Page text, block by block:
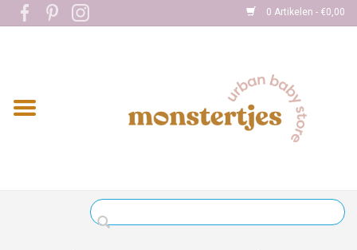
0 Artikelen - €0,00
Home
Kleding